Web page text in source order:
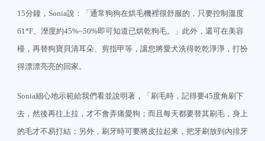
15分鐘， Sonia說：「通常狗狗在烘毛機裡很舒服的，只要控制溫度
61°F、溼度約45%~50%即可知道已烘乾狗毛。」此外，還可在美容
檯，再替狗寶貝清耳朵、剪指甲等，讓您將愛犬洗得乾乾淨淨，打扮
得漂漂亮亮的回家。
Sonia細心地示範給我們看並說明著，「刷毛時，記得要45度角刷下
去，然後再往上拉，才不會弄痛愛狗；而且每天都要替其刷毛，身上
的毛才不易打結；另外，刷牙時可要將皮拉起來，把牙刷放到內排牙